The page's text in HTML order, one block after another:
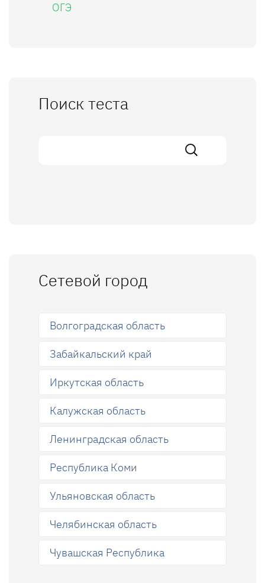
ОГЭ
Поиск теста
Сетевой город
Волгоградская область
Забайкальский край
Иркутская область
Калужская область
Ленинградская область
Республика Коми
Ульяновская область
Челябинская область
Чувашская Республика